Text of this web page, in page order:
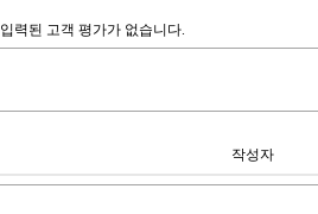
입력된 고객 평가가 없습니다.
작성자